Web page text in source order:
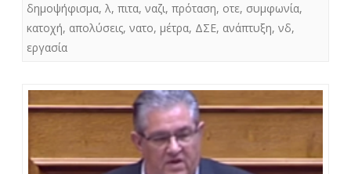
δημοψήφισμα, λ, πιτα, ναζι, πρόταση, οτε, συμφωνία,
κατοχή, απολύσεις, νατο, μέτρα, ΔΣΕ, ανάπτυξη, νδ,
εργασία